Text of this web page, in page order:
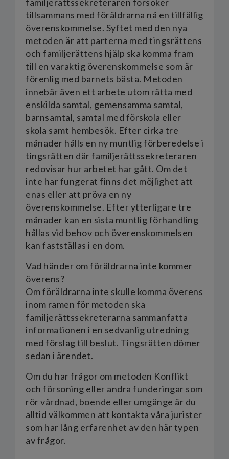
tillsammans med föräldrarna nå en tillfällig
överenskommelse. Syftet med den nya
metoden är att parterna med tingsrättens
och familjerättens hjälp ska komma fram
till en varaktig överenskommelse som är
förenlig med barnets bästa. Metoden
innebär även ett arbete utom rätta med
enskilda samtal, gemensamma samtal,
barnsamtal, samtal med förskola eller
skola samt hembesök. Efter cirka tre
månader hålls en ny muntlig förberedelse i
tingsrätten där familjerättssekreteraren
redovisar hur arbetet har gått. Om det
inte har fungerat finns det möjlighet att
enas eller att pröva en ny
överenskommelse. Efter ytterligare tre
månader kan en sista muntlig förhandling
hållas vid behov och överenskommelsen
kan fastställas i en dom.
Vad händer om föräldrarna inte kommer
överens?
Om föräldrarna inte skulle komma överens
inom ramen för metoden ska
familjerättssekreterarna sammanfatta
informationen i en sedvanlig utredning
med förslag till beslut. Tingsrätten dömer
sedan i ärendet.
Om du har frågor om metoden Konflikt
och försoning eller andra funderingar som
rör vårdnad, boende eller umgänge är du
alltid välkommen att kontakta våra jurister
som har lång erfarenhet av den här typen
av frågor.